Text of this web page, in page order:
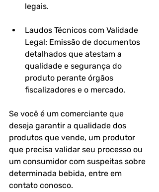
legais.
Laudos Técnicos com Validade
Legal: Emissão de documentos
detalhados que atestam a
qualidade e segurança do
produto perante órgãos
fiscalizadores e o mercado.
Se você é um comerciante que
deseja garantir a qualidade dos
produtos que vende, um produtor
que precisa validar seu processo ou
um consumidor com suspeitas sobre
determinada bebida, entre em
contato conosco.